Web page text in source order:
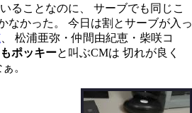
ることなのに、 サーブでも同じこ
なかった。 今日は割とサーブが入っ
、 松浦亜弥・仲間由紀恵・柴咲コ
ポッキーと叫ぶCMは 切れが良く
。